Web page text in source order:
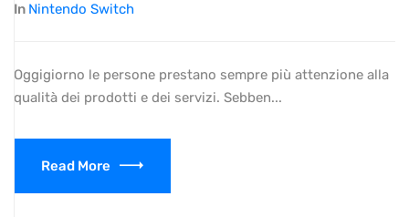
In Nintendo Switch
Oggigiorno le persone prestano sempre più attenzione alla
qualità dei prodotti e dei servizi. Sebben...
Read More